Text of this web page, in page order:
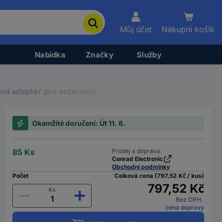
Můj účet Nákupní košík
Nabídka Značky Služby
adaptér pro autorádia
Okamžité doručení: Út 11. 8.
85 Ks
Prodej a doprava:
Conrad Electronic
Obchodní podmínky
Počet
Ks
Celková cena (797,52 Kč / kus)
797,52 Kč
Bez DPH.
cena dopravy